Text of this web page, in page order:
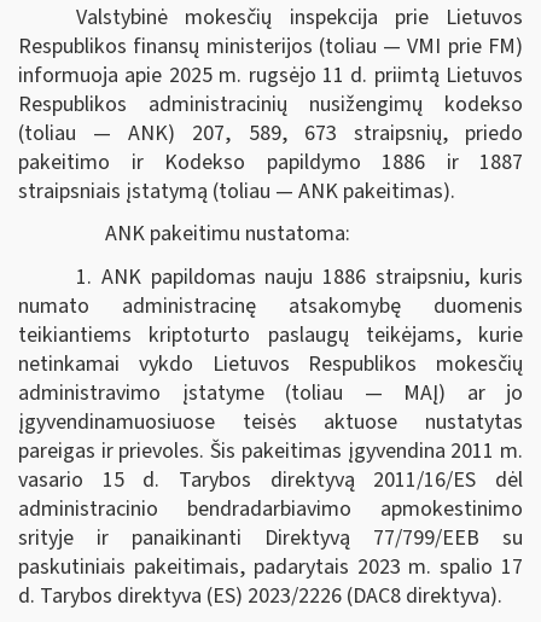
Valstybinė mokesčių inspekcija prie Lietuvos
Respublikos finansų ministerijos (toliau — VMI prie FM)
informuoja apie 2025 m. rugsėjo 11 d. priimtą Lietuvos
Respublikos administracinių nusižengimų kodekso
(toliau — ANK) 207, 589, 673 straipsnių, priedo
pakeitimo ir Kodekso papildymo 1886 ir 1887
straipsniais įstatymą (toliau — ANK pakeitimas).
ANK pakeitimu nustatoma:
1. ANK papildomas nauju 1886 straipsniu, kuris
numato administracinę atsakomybę duomenis
teikiantiems kriptoturto paslaugų teikėjams, kurie
netinkamai vykdo Lietuvos Respublikos mokesčių
administravimo įstatyme (toliau — MAĮ) ar jo
įgyvendinamuosiuose teisės aktuose nustatytas
pareigas ir prievoles. Šis pakeitimas įgyvendina 2011 m.
vasario 15 d. Tarybos direktyvą 2011/16/ES dėl
administracinio bendradarbiavimo apmokestinimo
srityje ir panaikinanti Direktyvą 77/799/EEB su
paskutiniais pakeitimais, padarytais 2023 m. spalio 17
d. Tarybos direktyva (ES) 2023/2226 (DAC8 direktyva).